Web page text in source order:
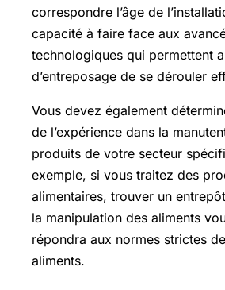
correspondre l’âge de
capacité à faire face aux
technologiques qui permettent
d’entreposage de se dérouler
Vous devez également
de l’expérience dans la
produits de votre secteur
exemple, si vous traitez des
alimentaires, trouver un
la manipulation des aliments
répondra aux normes strictes
aliments.